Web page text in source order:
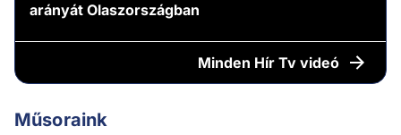
arányát Olaszországban
Minden Hír Tv videó
Műsoraink